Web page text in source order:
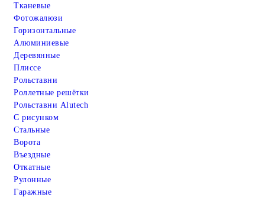
Тканевые
Фотожалюзи
Горизонтальные
Алюминиевые
Деревянные
Плиссе
Рольставни
Роллетные решётки
Рольставни Alutech
С рисунком
Стальные
Ворота
Въездные
Откатные
Рулонные
Гаражные